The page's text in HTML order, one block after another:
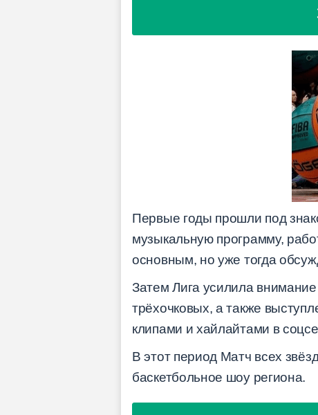
Первые годы прошли под
музыкальную программу,
основным, но уже тогда
Затем Лига усилила
трёхочковых, а также
клипами и хайлайтами в
В этот период Матч всех
баскетбольное шоу региона.